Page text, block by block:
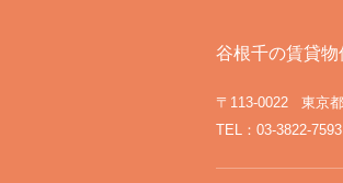
谷根千の賃貸物
〒113-0022 東京
TEL：03-3822-